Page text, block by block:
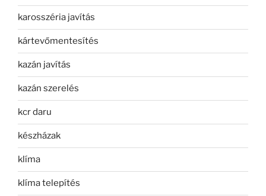
karosszéria javítás
kártevőmentesítés
kazán javítás
kazán szerelés
kcr daru
készházak
klíma
klíma telepítés